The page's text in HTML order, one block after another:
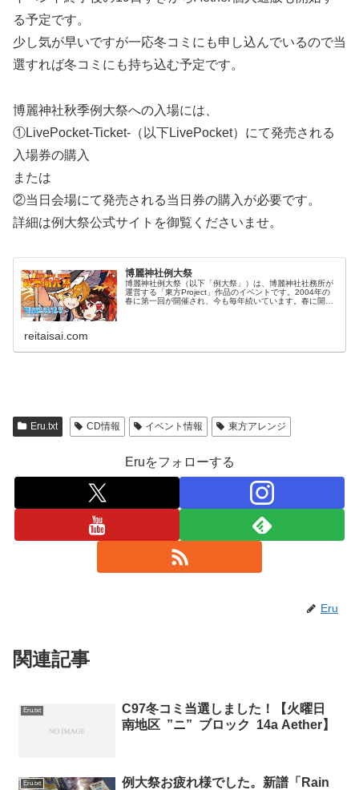
る予定です。
少し気が早いですが一応冬コミにも申し込んでいるので当
選すれば冬コミにも持ち込む予定です。
博麗神社秋季例大祭への入場には、
①LivePocket-Ticket-（以下LivePocket）にて発売される
入場券の購入
または
②当日会場にて発売される当日券の購入が必要です。
詳細は例大祭公式サイトを御覧くださいませ。
博麗神社例大祭
博麗神社例大祭（以下「例大祭」）は、博麗神社社務所が
運営する「東方Project」作品のイベントです。2004年の
春に第一回が開催され、今も毎年続いています。春に開催
reitaisai.com
Eru.txt CD情報 イベント情報 東方アレンジ
Eruをフォローする
Eru
関連記事
Eru.txt
C97冬コミ当選しました！【火曜日
南地区 ”ニ” ブロック 14a Aether】
Eru.txt
例大祭お疲れ様でした。新譜「Rain